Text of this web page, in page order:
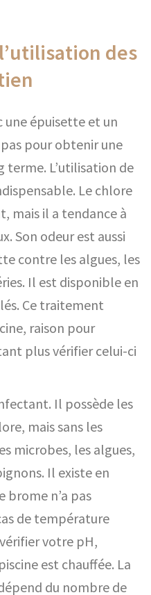
des
une épuisette et un
pour obtenir une
terme. L’utilisation de
Le chlore
mais il a tendance à
Son odeur est aussi
contre les algues, les
Il est disponible en
Ce traitement
raison pour
plus vérifier celui-ci
Il possède les
mais sans les
microbes, les algues,
Il existe en
n’a pas
de température
votre pH,
est chauffée. La
du nombre de